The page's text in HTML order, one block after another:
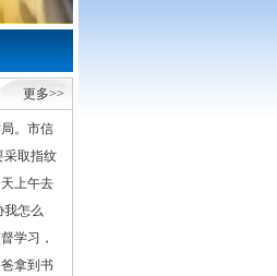
更多>>
。市信
地方就是
采取指纹
上午去
城没打
我怎么
学习，
同拿到书